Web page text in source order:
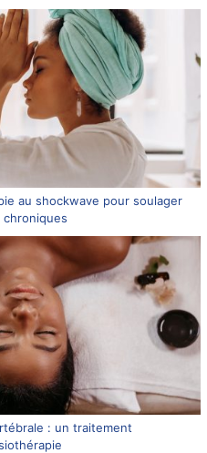
au shockwave pour soulager
chroniques
: un traitement